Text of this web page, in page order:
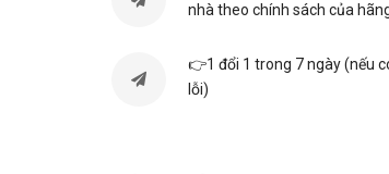
nhà theo chính sách của
👉1 đổi 1 trong 7 ngày (nếu
lỗi)